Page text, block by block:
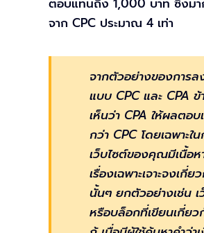
ตอบแทนถึง 1,000 บาท ซึ่งมา
จาก CPC ประมาณ 4 เท่า
จากตัวอย่างของการ
แบบ CPC และ CPA
เห็นว่า CPA ให้ผลตอ
กว่า CPCโดยเฉพาะใ
เว็บไซต์ของคุณมีเนื้อห
เรื่องเฉพาะเจาะจงเกี่
นั้นๆ ยกตัวอย่างเช่น เ
หรือบล็อกที่เขียนเกี่ย